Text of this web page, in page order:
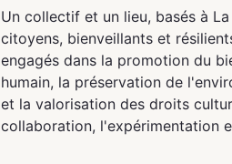
Un collectif et un lieu, basés à La
citoyens, bienveillants et
engagés dans la promotion du
humain, la préservation de
et la valorisation des droits
collaboration, l'expérimentation